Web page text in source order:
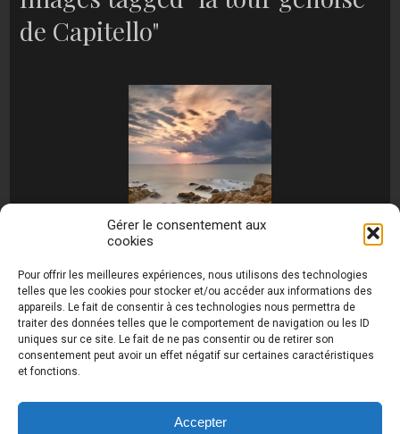
Gérer le consentement aux
cookies
Pour offrir les meilleures expériences, nous utilisons des technologies
telles que les cookies pour stocker et/ou accéder aux informations des
appareils. Le fait de consentir à ces technologies nous permettra de
traiter des données telles que le comportement de navigation ou les ID
uniques sur ce site. Le fait de ne pas consentir ou de retirer son
consentement peut avoir un effet négatif sur certaines caractéristiques
et fonctions.
Accepter
de Capitello"
raynaud.com ©
Toutes les photos de ce site sont